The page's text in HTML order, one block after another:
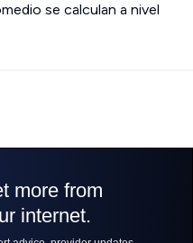
se calculan a nivel